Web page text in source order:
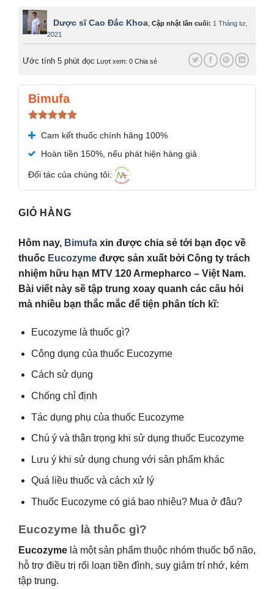
Dược sĩ Cao Đắc Khoa Cập nhật lần cuối: 1 Tháng tư,
2021
Ước tính 5 phút đọc Lượt xem: 0 Chia sẻ
Bimufa
Được xếp
hạng5.00
5 sao
Cam kết thuốc chính hãng 100%
Hoàn tiền 150%, nếu phát hiện hàng giả
Đối tác của chúng tôi:
GIỎ HÀNG
Hôm nay, Bimufa xin được chia sẻ tới bạn đọc về
thuốc Eucozyme được sản xuất bởi Công ty trách
nhiệm hữu hạn MTV 120 Armepharco – Việt Nam.
Bài viết này sẽ tập trung xoay quanh các câu hỏi
mà nhiều bạn thắc mắc để tiện phân tích kĩ:
Eucozyme là thuốc gì?
Công dụng của thuốc Eucozyme
Cách sử dụng
Chống chỉ định
Tác dụng phụ của thuốc Eucozyme
Chú ý và thận trọng khi sử dụng thuốc Eucozyme
Lưu ý khi sử dụng chung với sản phẩm khác
Quá liều thuốc và cách xử lý
Thuốc Eucozyme có giá bao nhiêu? Mua ở đâu?
Eucozyme là thuốc gì?
Eucozyme là một sản phẩm thuộc nhóm thuốc bổ não,
hỗ trợ điều trị rối loạn tiền đình, suy giảm trí nhớ, kém
tập trung.